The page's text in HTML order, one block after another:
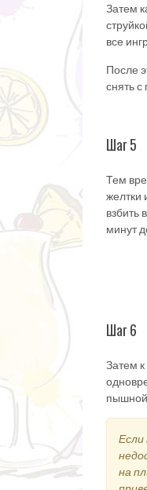
Затем
все
После
снять с
Шаг 5
Тем
желтки
взбить
минут
Шаг 6
Затем к
пышной
Если
на